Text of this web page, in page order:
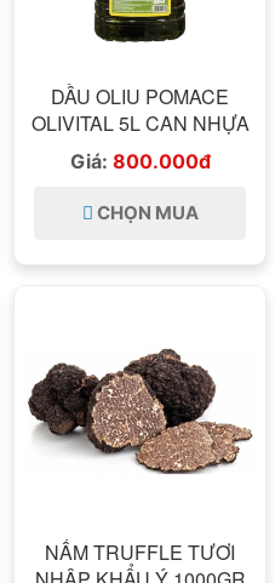
DẦU OLIU POMACE
OLIVITAL 5L CAN NHỰA
Giá: 800.000đ
CHỌN MUA
NẤM TRUFFLE TƯƠI